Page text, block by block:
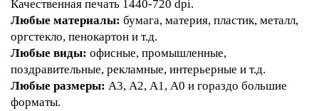
Качественная печать 1440-720 dpi.
Любые материалы: бумага, материя, пластик, металл,
оргстекло, пенокартон и т.д.
Любые виды: офисные, промышленные,
поздравительные, рекламные, интерьерные и т.д.
Любые размеры: А3, А2, А1, А0 и гораздо большие
форматы.